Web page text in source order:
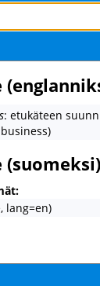
s: etukäteen
(suomeksi)
lang=en)